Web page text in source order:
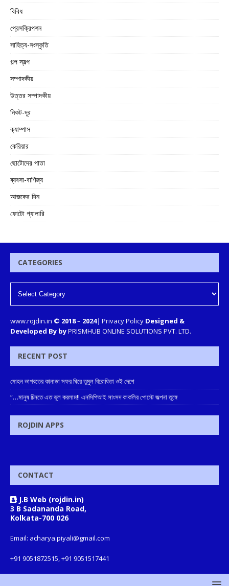
বিবিধ
প্রেসক্রিপশন
সাহিত্য-সংস্কৃতি
গল্প স্বল্প
সম্পাদকীয়
উত্তর সম্পাদকীয়
নিকট-দূর
ক্যাম্পাস
কেরিয়ার
ছোটোদের পাতা
ব্যবসা-বাণিজ্য
আজকের দিন
ফোটো গ্যালারি
CATEGORIES
www.rojdin.in © 2018– 2024| Privacy Policy Designed &
Developed By byPRISMHUB ONLINE SOLUTIONS PVT. LTD.
RECENT POST
মোহন ভাগবতের কানাডা সফর ঘিরে তুমুল বিরোধিতা ওই দেশে
“…মানুষ চিনতে এত ভুল করলাম!! এনসিপিআই সাংসদ কাকলির পোস্টে জল্পনা তুঙ্গে
ROJDIN APPS
CONTACT
J.B Web (rojdin.in)
3 B Sadananda Road,
Kolkata-700 026
Email: acharya.piyali@gmail.com
+91 9051872515, +91 9051517441